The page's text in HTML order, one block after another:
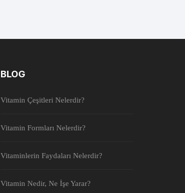
BLOG
Vitamin Çeşitleri Nelerdir?
Vitamin Formları Nelerdir?
Vitaminlerin Faydaları Nelerdir?
Vitamin Nedir, Ne İşe Yarar?